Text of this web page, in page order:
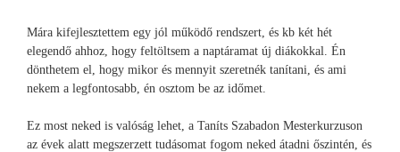
Mára kifejlesztettem egy jól működő rendszert, és kb két hét
elegendő ahhoz, hogy feltöltsem a naptáramat új diákokkal. Én
dönthetem el, hogy mikor és mennyit szeretnék tanítani, és ami
nekem a legfontosabb, én osztom be az időmet.
Ez most neked is valóság lehet, a Taníts Szabadon Mesterkurzuson
az évek alatt megszerzett tudásomat fogom neked átadni őszintén, és